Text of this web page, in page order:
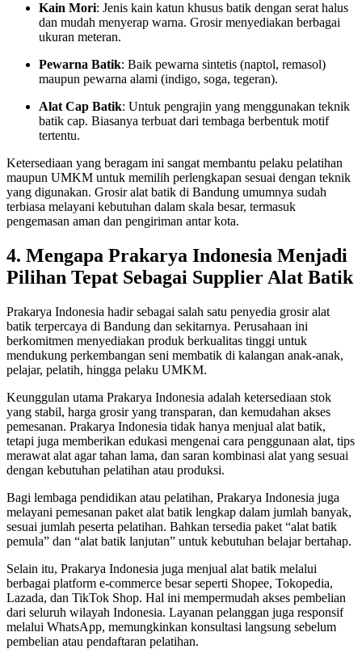
Kain Mori: Jenis kain katun khusus batik dengan serat halus
dan mudah menyerap warna. Grosir menyediakan berbagai
ukuran meteran.
Pewarna Batik: Baik pewarna sintetis (naptol, remasol)
maupun pewarna alami (indigo, soga, tegeran).
Alat Cap Batik: Untuk pengrajin yang menggunakan teknik
batik cap. Biasanya terbuat dari tembaga berbentuk motif
tertentu.
Ketersediaan yang beragam ini sangat membantu pelaku pelatihan
maupun UMKM untuk memilih perlengkapan sesuai dengan teknik
yang digunakan. Grosir alat batik di Bandung umumnya sudah
terbiasa melayani kebutuhan dalam skala besar, termasuk
pengemasan aman dan pengiriman antar kota.
4. Mengapa Prakarya Indonesia Menjadi
Pilihan Tepat Sebagai Supplier Alat Batik
Prakarya Indonesia hadir sebagai salah satu penyedia grosir alat
batik terpercaya di Bandung dan sekitarnya. Perusahaan ini
berkomitmen menyediakan produk berkualitas tinggi untuk
mendukung perkembangan seni membatik di kalangan anak-anak,
pelajar, pelatih, hingga pelaku UMKM.
Keunggulan utama Prakarya Indonesia adalah ketersediaan stok
yang stabil, harga grosir yang transparan, dan kemudahan akses
pemesanan. Prakarya Indonesia tidak hanya menjual alat batik,
tetapi juga memberikan edukasi mengenai cara penggunaan alat, tips
merawat alat agar tahan lama, dan saran kombinasi alat yang sesuai
dengan kebutuhan pelatihan atau produksi.
Bagi lembaga pendidikan atau pelatihan, Prakarya Indonesia juga
melayani pemesanan paket alat batik lengkap dalam jumlah banyak,
sesuai jumlah peserta pelatihan. Bahkan tersedia paket “alat batik
pemula” dan “alat batik lanjutan” untuk kebutuhan belajar bertahap.
Selain itu, Prakarya Indonesia juga menjual alat batik melalui
berbagai platform e-commerce besar seperti Shopee, Tokopedia,
Lazada, dan TikTok Shop. Hal ini mempermudah akses pembelian
dari seluruh wilayah Indonesia. Layanan pelanggan juga responsif
melalui WhatsApp, memungkinkan konsultasi langsung sebelum
pembelian atau pendaftaran pelatihan.